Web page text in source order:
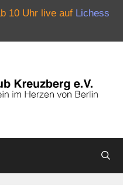
10 Uhr live auf Lichess